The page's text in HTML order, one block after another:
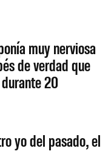
muy nerviosa
de verdad que
20
yo del pasado, el